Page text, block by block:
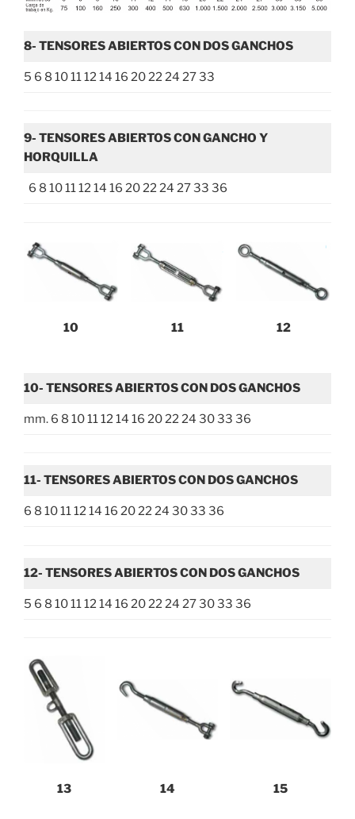
8- TENSORES ABIERTOS CON DOS GANCHOS
5 6 8 10 11 12 14 16 20 22 24 27 33
9- TENSORES ABIERTOS CON GANCHO Y
HORQUILLA
6 8 10 11 12 14 16 20 22 24 27 33 36
10 11 12
10- TENSORES ABIERTOS CON DOS GANCHOS
mm. 6 8 10 11 12 14 16 20 22 24 30 33 36
11- TENSORES ABIERTOS CON DOS GANCHOS
6 8 10 11 12 14 16 20 22 24 30 33 36
12- TENSORES ABIERTOS CON DOS GANCHOS
5 6 8 10 11 12 14 16 20 22 24 27 30 33 36
13 14 15